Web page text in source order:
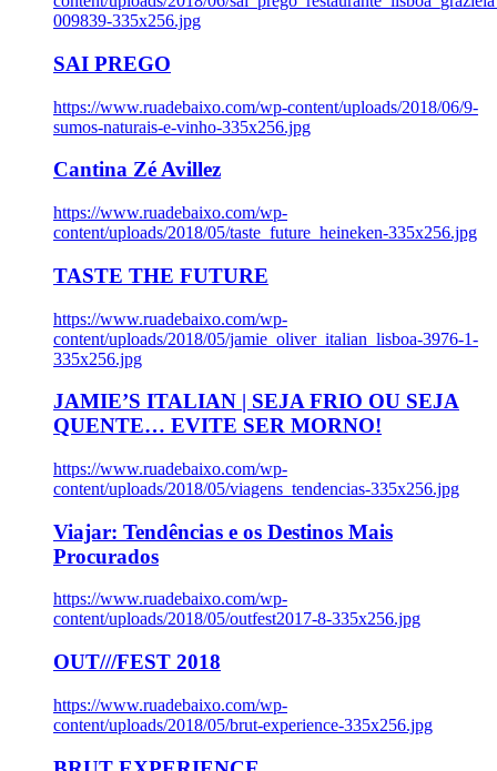
009839-335x256.jpg
SAI PREGO
https://www.ruadebaixo.com/wp-content/uploads/2018/06/9-
sumos-naturais-e-vinho-335x256.jpg
Cantina Zé Avillez
https://www.ruadebaixo.com/wp-
content/uploads/2018/05/taste_future_heineken-335x256.jpg
TASTE THE FUTURE
https://www.ruadebaixo.com/wp-
content/uploads/2018/05/jamie_oliver_italian_lisboa-3976-1-
335x256.jpg
JAMIE’S ITALIAN | SEJA FRIO OU SEJA
QUENTE… EVITE SER MORNO!
https://www.ruadebaixo.com/wp-
content/uploads/2018/05/viagens_tendencias-335x256.jpg
Viajar: Tendências e os Destinos Mais
Procurados
https://www.ruadebaixo.com/wp-
content/uploads/2018/05/outfest2017-8-335x256.jpg
OUT///FEST 2018
https://www.ruadebaixo.com/wp-
content/uploads/2018/05/brut-experience-335x256.jpg